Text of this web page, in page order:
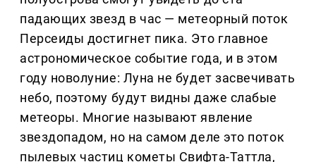
падающих звезд в час — метеорный поток
Персеиды достигнет пика. Это главное
астрономическое событие года, и в этом
году новолуние: Луна не будет засвечивать
небо, поэтому будут видны даже слабые
метеоры. Многие называют явление
звездопадом, но на самом деле это поток
пылевых частиц кометы Свифта-Таттла,